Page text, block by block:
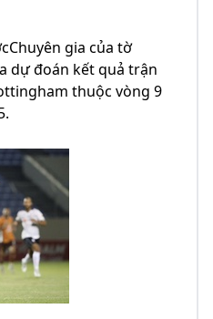
gia của tờ
dự đoán kết quả trận
thuộc vòng 9